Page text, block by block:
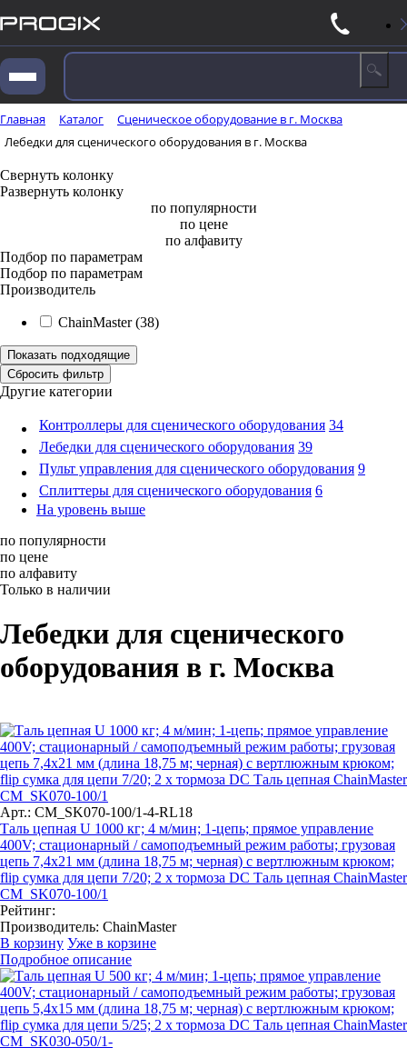
Главная Каталог
Сценическое оборудование в г. Москва
Лебедки для сценического оборудования в г. Москва
Свернуть колонку
Развернуть колонку
по популярности
по цене
по алфавиту
Подбор по параметрам
Подбор по параметрам
Производитель
ChainMaster (38)
Другие категории
Контроллеры для сценического оборудования 34
Лебедки для сценического оборудования 39
Пульт управления для сценического оборудования 9
Сплиттеры для сценического оборудования 6
На уровень выше
по популярности
по цене
по алфавиту
Только в наличии
Лебедки для сценического
оборудования в г. Москва
Арт.: CM_SK070-100/1-4-RL18
Таль цепная U 1000 кг; 4 м/мин; 1-цепь; прямое управление
400V; стационарный / самоподъемный режим работы; грузовая
цепь 7,4х21 мм (длина 18,75 м; черная) с вертлюжным крюком;
flip сумка для цепи 7/20; 2 x тормоза DC Таль цепная ChainMaster
CM_SK070-100/1
Рейтинг:
Производитель: ChainMaster
В корзину Уже в корзине
Подробное описание